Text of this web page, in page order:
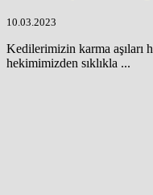
10.03.2023
Kedilerimizin karma aşıları
hekimimizden sıklıkla ...